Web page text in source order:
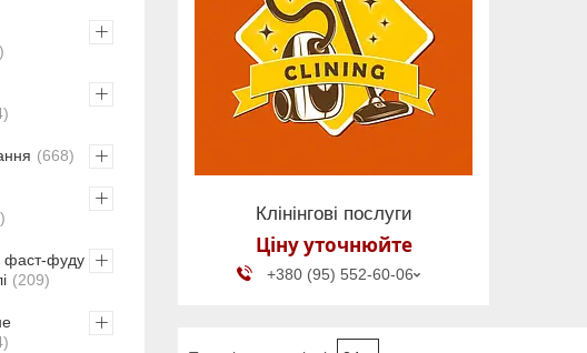
Клінінгові послуги
Ціну уточнюйте
+380 (95) 552-60-06
668
фаст-фуду
209